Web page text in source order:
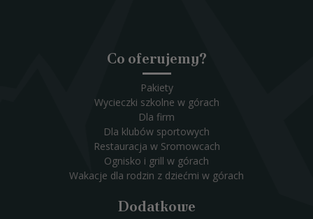
Co oferujemy?
Pakiety
Wycieczki szkolne w górach
Dla firm
Dla klubów sportowych
Restauracja w Sromowcach
Ognisko i grill w górach
Wakacje dla rodzin z dziećmi w górach
Dodatkowe